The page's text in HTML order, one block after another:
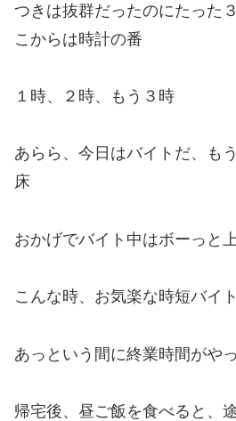
つきは抜群だったのにたった
こからは時計の番
１時、２時、もう３時
あらら、今日はバイトだ、も
床
おかげでバイト中はボーっと
こんな時、お気楽な時短バイ
あっという間に終業時間がや
帰宅後、昼ご飯を食べると、